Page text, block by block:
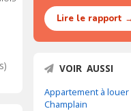
Lire le rapport
VOIR AUSSI
Appartement à
Champlain